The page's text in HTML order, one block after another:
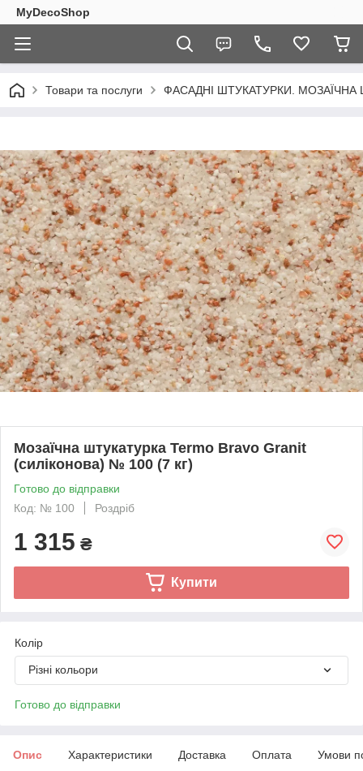
MyDecoShop
Товари та послуги ФАСАДНІ ШТУКАТУРКИ. МОЗАЇЧНА
Мозаїчна штукатурка Termo Bravo Granit
(силіконова) № 100 (7 кг)
Готово до відправки
Код: № 100
Роздріб
1 315 ₴
Купити
Колір
Різні кольори
Готово до відправки
Опис Характеристики Доставка Оплата Умови